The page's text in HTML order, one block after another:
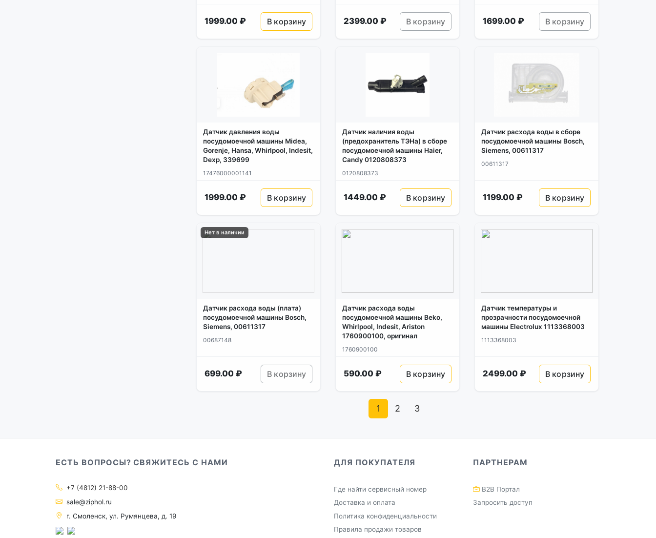
1999.00 ₽ В корзину 2399.00 ₽ В корзину 1699.00 ₽ В корзину
Датчик давления воды
посудомоечной машины Midea,
Gorenje, Hansa, Whirlpool, Indesit,
Dexp, 339699
17476000001141
1999.00 ₽ В корзину
Датчик наличия воды
(предохранитель ТЭНа) в сборе
посудомоечной машины Haier,
Candy 0120808373
0120808373
1449.00 ₽ В корзину
Датчик расхода воды в сборе
посудомоечной машины Bosch,
Siemens, 00611317
00611317
1199.00 ₽ В корзину
Нет в наличии
Датчик расхода воды (плата)
посудомоечной машины Bosch,
Siemens, 00611317
00687148
699.00 ₽ В корзину
Датчик расхода воды
посудомоечной машины Beko,
Whirlpool, Indesit, Ariston
1760900100, оригинал
1760900100
590.00 ₽ В корзину
Датчик температуры и
прозрачности посудомоечной
машины Electrolux 1113368003
1113368003
2499.00 ₽ В корзину
1 2 3
ЕСТЬ ВОПРОСЫ? СВЯЖИТЕСЬ С НАМИ
+7 (4812) 21-88-00
sale@ziphol.ru
г. Смоленск, ул. Румянцева, д. 19
ДЛЯ ПОКУПАТЕЛЯ
Где найти сервисный номер
Доставка и оплата
Политика конфиденциальности
Правила продажи товаров
ПАРТНЕРАМ
B2B Портал
Запросить доступ